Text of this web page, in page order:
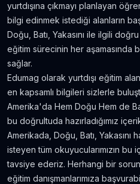
yurtdışına çıkmayı planlayan
bilgi edinmek istediği alanların
Doğu, Batı, Yakasını ile ilgili
eğitim sürecinin her aşamasında
sağlar.
Edumag olarak yurtdışı eğitim
en kapsamlı bilgileri sizlerle
Amerika'da Hem Doğu Hem de
bu doğrultuda hazırladığımız
Amerikada, Doğu, Batı, Yakasını
isteyen tüm okuyucularımızın
tavsiye ederiz. Herhangi bir
eğitim danışmanlarımıza